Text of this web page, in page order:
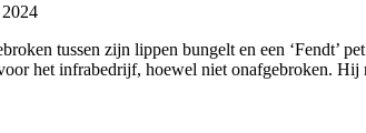
tussen zijn lippen bungelt en een
het infrabedrijf, hoewel niet onafgebroken.